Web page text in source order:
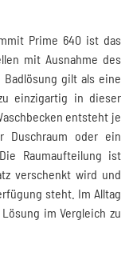
Prime 640 ist das
mit Ausnahme des
gilt als eine
einzigartig in dieser
entsteht je
Duschraum oder ein
Raumaufteilung ist
verschenkt wird und
steht. Im Alltag
im Vergleich zu